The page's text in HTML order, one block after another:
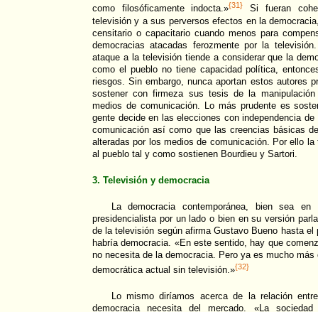
como filosóficamente indocta.»{31}
Si fueran
televisión y a sus perversos efectos en la
censitario o capacitario cuando menos para
democracias atacadas ferozmente por la
ataque a la televisión tiende a considerar que la
como el pueblo no tiene capacidad política,
riesgos. Sin embargo, nunca aportan estos autores
sostener con firmeza sus tesis de la
medios de comunicación. Lo más prudente es
gente decide en las elecciones con independencia
comunicación así como que las creencias básicas
alteradas por los medios de comunicación. Por ello
al pueblo tal y como sostienen Bourdieu y Sartori.
3. Televisión y democracia
La democracia contemporánea, bien sea
presidencialista por un lado o bien en su versión
de la televisión según afirma Gustavo Bueno hasta
habría democracia. «En este sentido, hay que
no necesita de la democracia. Pero ya es mucho
democrática actual sin televisión.»{32}
Lo mismo diríamos acerca de la relación
democracia necesita del mercado. «La